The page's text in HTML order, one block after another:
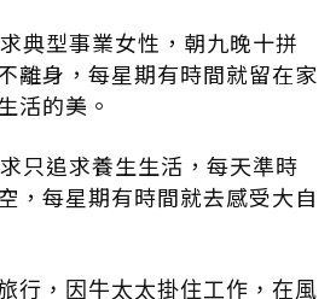
典型事業女性，朝九晚十拼
離身，每星期有時間就留在家
活的美。
只追求養生生活，每天準時
，每星期有時間就去感受大自
行，因牛太太掛住工作，在風